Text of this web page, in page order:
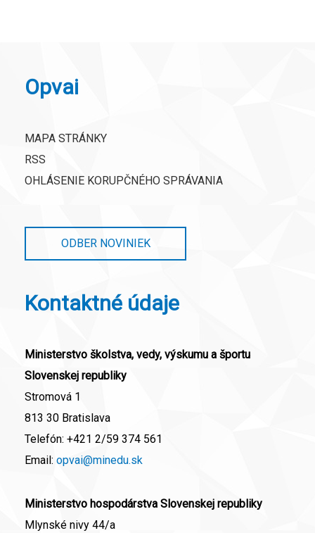
Opvai
MAPA STRÁNKY
RSS
OHLÁSENIE KORUPČNÉHO SPRÁVANIA
ODBER NOVINIEK
Kontaktné údaje
Ministerstvo školstva, vedy, výskumu a športu
Slovenskej republiky
Stromová 1
813 30 Bratislava
Telefón: +421 2/59 374 561
Email: opvai@minedu.sk
Ministerstvo hospodárstva Slovenskej republiky
Mlynské nivy 44/a